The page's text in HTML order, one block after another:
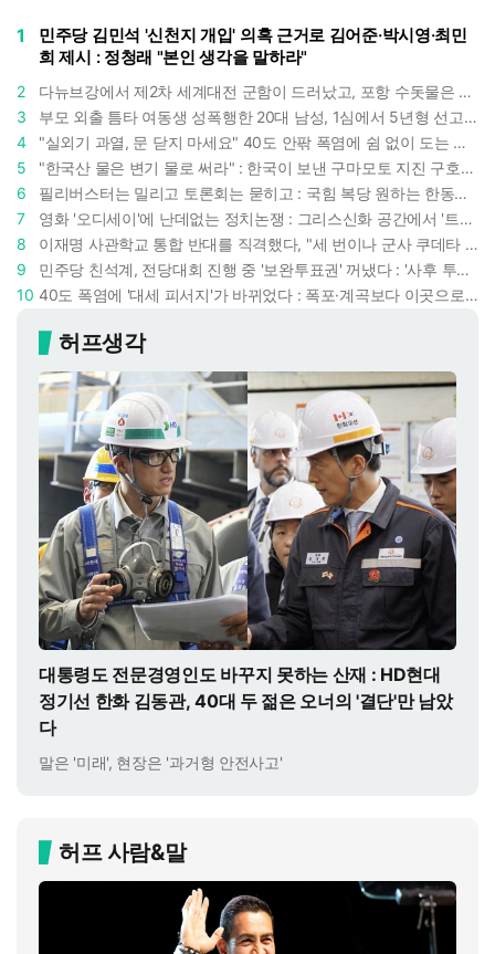
1
민주당 김민석 '신천지 개입' 의혹 근거로 김어준·박시영·최민
희 제시 : 정청래 "본인 생각을 말하라"
2
다뉴브강에서 제2차 세계대전 군함이 드러났고, 포항 수돗물은 갑자기 짜졌다 : 폭염·가뭄이 만든 낯선 풍경
3
부모 외출 틈타 여동생 성폭행한 20대 남성, 1심에서 5년형 선고 : 친족 간 '암수범죄'의 심각성
4
"실외기 과열, 문 닫지 마세요" 40도 안팎 폭염에 쉼 없이 도는 에어컨 : 화재 위험 경고등!
5
"한국산 물은 변기 물로 써라" : 한국이 보낸 구마모토 지진 구호품에 한 일본인의 '어처구니 없는' 반응
6
필리버스터는 밀리고 토론회는 묻히고 : 국힘 복당 원하는 한동훈, '검사 정치'의 한계만 드러내나
7
영화 '오디세이'에 난데없는 정치논쟁 : 그리스신화 공간에서 '트럼프 전쟁의 참혹함'이 보인다
8
이재명 사관학교 통합 반대를 직격했다, "세 번이나 군사 쿠데타 했는데 압도적 지위"
9
민주당 친석계, 전당대회 진행 중 '보완투표권' 꺼냈다 : '사후 투표 허용' 무리수에 정청래 "투표 쿠데타"
10
40도 폭염에 '대세 피서지'가 바뀌었다 : 폭포·계곡보다 이곳으로 더 몰린다
허프생각
대통령도 전문경영인도 바꾸지 못하는 산재 : HD현대
정기선 한화 김동관, 40대 두 젊은 오너의 '결단'만 남았
다
말은 '미래', 현장은 '과거형 안전사고'
허프 사람&말